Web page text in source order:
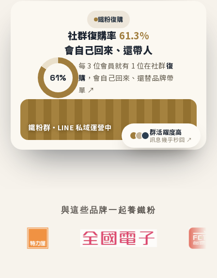
鐵粉復購
社群復購率 61.3%
會自己回來、還帶人
61%
每 3 位會員就有 1 位在社群復
購 ，會自己回來、還替品牌帶
單 ↗
鐵粉群・LINE 私域運營中 群活躍度高
訊息幾乎秒回 ↗
與這些品牌一起養鐵粉